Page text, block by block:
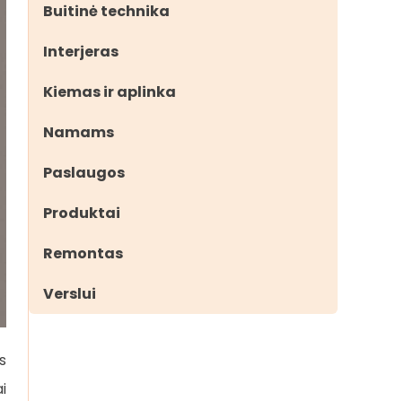
Buitinė technika
Interjeras
Kiemas ir aplinka
Namams
Paslaugos
Produktai
Remontas
Verslui